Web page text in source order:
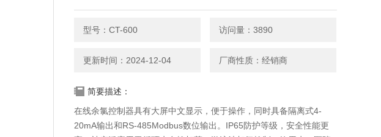
型号：CT-600 访问量：3890
更新时间：2024-12-04 厂商性质：经销商
简要描述：
在线余氯控制器具有大屏中文显示，便于操作，同时具备隔离式4-
20mA输出和RS-485Modbus数位输出。IP65防护等级，安全性能更